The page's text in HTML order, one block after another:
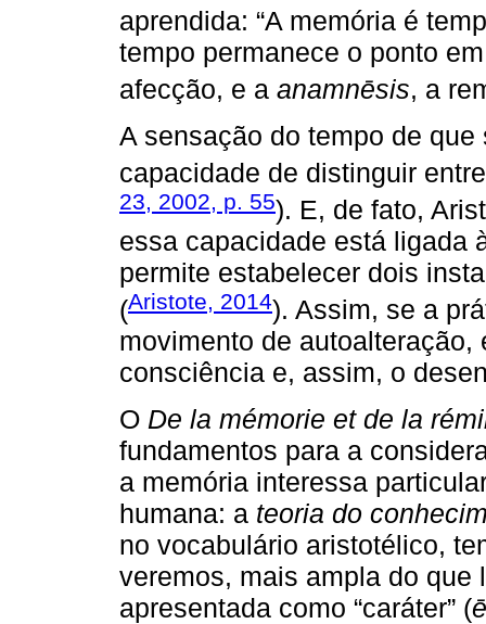
aprendida: “A memória é
tempo permanece o ponto
afecção, e a anamnēsis, a
A sensação do tempo de
capacidade de distinguir
23, 2002, p. 55). E, de fato,
essa capacidade está ligada
permite estabelecer dois
(Aristote, 2014). Assim, se a
movimento de
consciência e, assim, o
O De la mémorie et de la
fundamentos para a
a memória interessa
humana: a teoria do
no vocabulário aristotélico,
veremos, mais ampla do que
apresentada como “caráter” (